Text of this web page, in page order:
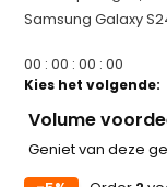
Samsung Galaxy
00 :00 :00 :00
Kies het volgende:
Volume
Geniet van deze